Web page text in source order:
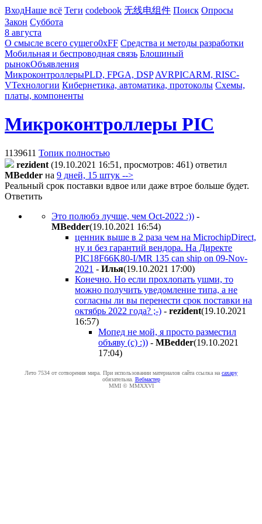
ВходНаше всё Теги codebook 无线电组件 Поиск Опросы
Закон Суббота
8 августа
О смысле всего сущего0xFF Средства и методы разработки
Мобильная и беспроводная связь Блошиный
рынокОбъявления
МикроконтроллерыPLD, FPGA, DSP AVRPICARM, RISC-
VТехнологии Кибернетика, автоматика, протоколы Схемы,
платы, компоненты
Микроконтроллеры PIC
1139611 Топик полностью
rezident (19.10.2021 16:51, просмотров: 461) ответил
MBedder на 9 дней, 15 штук -->
Реальный срок поставки вдвое или даже втрое больше будет.
Ответить
Это полюбэ лучше, чем Oct-2022 :)) -
MBedder(19.10.2021 16:54)
ценник выше в 2 раза чем на MicrochipDirect,
ну и без гарантий вендора. На Директе
PIC18F66K80-I/MR 135 can ship on 09-Nov-
2021 - Илья(19.10.2021 17:00)
Конечно. Но если прохлопать ушми, то
можно получить уведомление типа, а не
согласны ли вы перенести срок поставки на
октябрь 2022 года? ;-) - rezident(19.10.2021
16:57)
Мопед не мой, я просто разместил
объяву (с) :)) - MBedder(19.10.2021
17:04)
Лето 7534 от сотворения мира. При использовании материалов сайта ссылка на caxapу
обязательна. Вебмастер
MMI © MMXXVI